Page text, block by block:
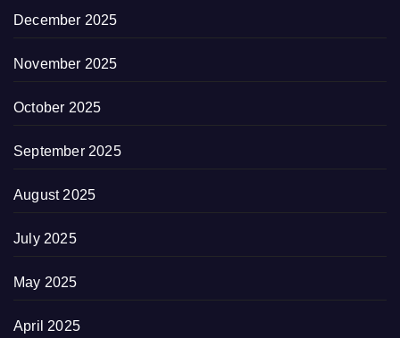
December 2025
November 2025
October 2025
September 2025
August 2025
July 2025
May 2025
April 2025